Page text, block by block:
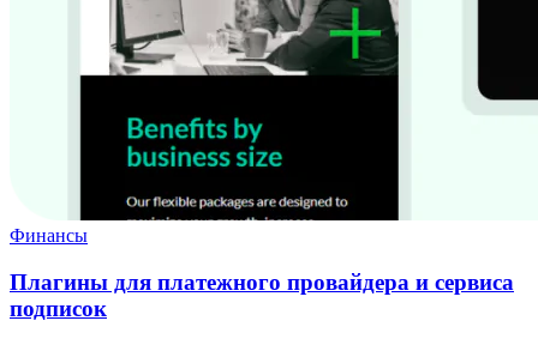
Финансы
Плагины для платежного провайдера и сервиса
подписок